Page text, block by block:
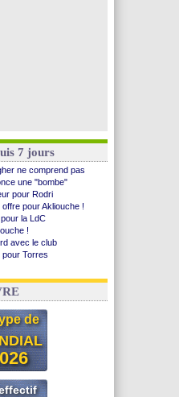
7 jours
ne comprend pas
une "bombe"
pour Rodri
pour Akliouche !
la LdC
!
avec le club
pour Torres
de